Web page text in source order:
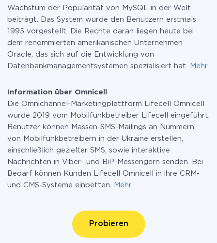
Wachstum der Popularität von MySQL in der Welt
beiträgt. Das System wurde den Benutzern erstmals
1995 vorgestellt. Die Rechte daran liegen heute bei
dem renommierten amerikanischen Unternehmen
Oracle, das sich auf die Entwicklung von
Datenbankmanagementsystemen spezialisiert hat.
Mehr
Information über Omnicell
Die Omnichannel-Marketingplattform Lifecell Omnicell
wurde 2019 vom Mobilfunkbetreiber Lifecell eingeführt.
Benutzer können Massen-SMS-Mailings an Nummern
von Mobilfunkbetreibern in der Ukraine erstellen,
einschließlich gezielter SMS, sowie interaktive
Nachrichten in Viber- und BiP-Messengern senden. Bei
Bedarf können Kunden Lifecell Omnicell in ihre CRM-
und CMS-Systeme einbetten.
Mehr
Probieren